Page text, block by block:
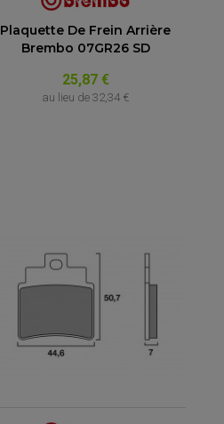
Plaquette De Frein Arrière
Brembo 07GR26 SD
25,87 €
au lieu de 32,34 €